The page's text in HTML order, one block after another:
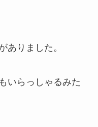
ありました。
いらっしゃるみた